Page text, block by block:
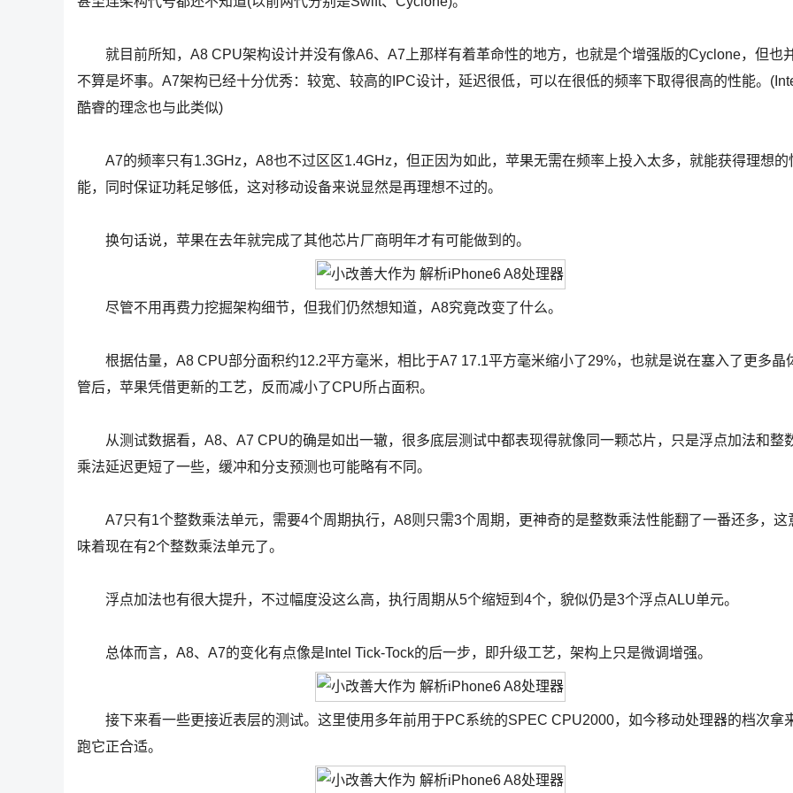
就目前所知，A8 CPU架构设计并没有像A6、A7上那样有着革命性的地方，也就是个增强版的Cyclone，但也
不算是坏事。A7架构已经十分优秀：较宽、较高的IPC设计，延迟很低，可以在很低的频率下取得很高的性能。
酷睿的理念也与此类似)
A7的频率只有1.3GHz，A8也不过区区1.4GHz，但正因为如此，苹果无需在频率上投入太多，就能获得理想的
能，同时保证功耗足够低，这对移动设备来说显然是再理想不过的。
换句话说，苹果在去年就完成了其他芯片厂商明年才有可能做到的。
尽管不用再费力挖掘架构细节，但我们仍然想知道，A8究竟改变了什么。
根据估量，A8 CPU部分面积约12.2平方毫米，相比于A7 17.1平方毫米缩小了29%，也就是说在塞入了更多晶
管后，苹果凭借更新的工艺，反而减小了CPU所占面积。
从测试数据看，A8、A7 CPU的确是如出一辙，很多底层测试中都表现得就像同一颗芯片，只是浮点加法和整
乘法延迟更短了一些，缓冲和分支预测也可能略有不同。
A7只有1个整数乘法单元，需要4个周期执行，A8则只需3个周期，更神奇的是整数乘法性能翻了一番还多，这
味着现在有2个整数乘法单元了。
浮点加法也有很大提升，不过幅度没这么高，执行周期从5个缩短到4个，貌似仍是3个浮点ALU单元。
总体而言，A8、A7的变化有点像是Intel Tick-Tock的后一步，即升级工艺，架构上只是微调增强。
接下来看一些更接近表层的测试。这里使用多年前用于PC系统的SPEC CPU2000，如今移动处理器的档次拿
跑它正合适。